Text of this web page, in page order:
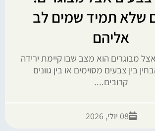
שלא תמיד שמים לב
אליהם
אצל מבוגרים הוא מצב שבו קיימת ירידה
בין צבעים מסוימים או בין גוונים
קרובים....
08 יולי, 2026